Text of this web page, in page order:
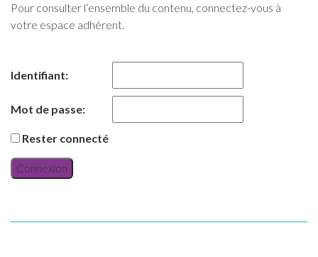
Pour consulter l’ensemble du contenu, connectez-vous à
votre espace adhérent.
Identifiant:
Mot de passe:
Rester connecté
Connexion